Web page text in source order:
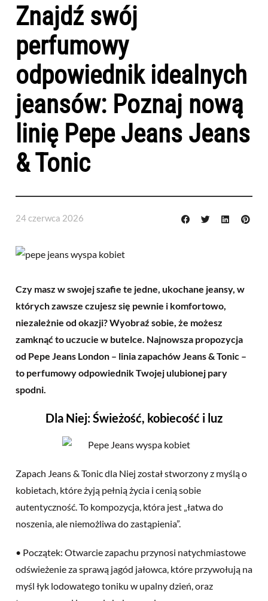
Znajdź swój
perfumowy
odpowiednik idealnych
jeansów: Poznaj nową
linię Pepe Jeans Jeans
& Tonic
24 czerwca 2026
Czy masz w swojej szafie te jedne, ukochane jeansy, w
których zawsze czujesz się pewnie i komfortowo,
niezależnie od okazji? Wyobraź sobie, że możesz
zamknąć to uczucie w butelce. Najnowsza propozycja
od Pepe Jeans London – linia zapachów Jeans & Tonic –
to perfumowy odpowiednik Twojej ulubionej pary
spodni.
Dla Niej: Świeżość, kobiecość i luz
Zapach Jeans & Tonic dla Niej został stworzony z myślą o
kobietach, które żyją pełnią życia i cenią sobie
autentyczność. To kompozycja, która jest „łatwa do
noszenia, ale niemożliwa do zastąpienia”.
• Początek: Otwarcie zapachu przynosi natychmiastowe
odświeżenie za sprawą jagód jałowca, które przywołują na
myśl łyk lodowatego toniku w upalny dzień, oraz